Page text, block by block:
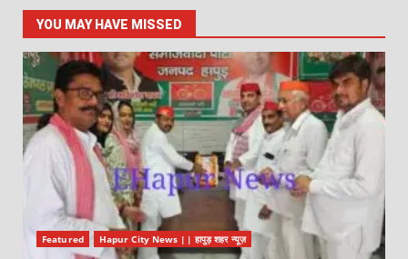
YOU MAY HAVE MISSED
Featured Hapur City News || हापुड़ शहर न्यूज़